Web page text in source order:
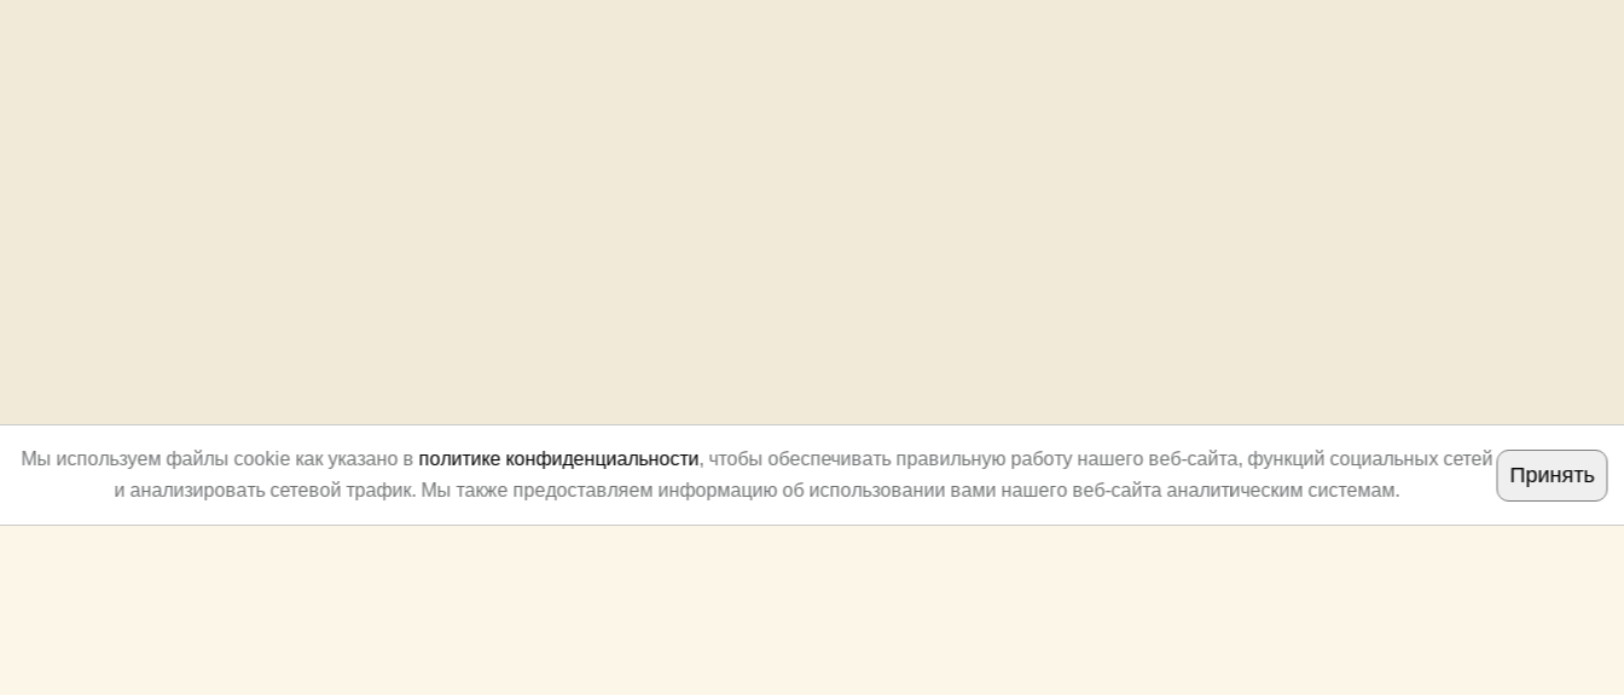
Мы используем файлы cookie как указано в политике конфиденциальности, чтобы обеспечивать правильную работу нашего веб-сайта, функций социальных сетей
и анализировать сетевой трафик. Мы также предоставляем информацию об использовании вами нашего веб-сайта аналитическим системам.
Принять